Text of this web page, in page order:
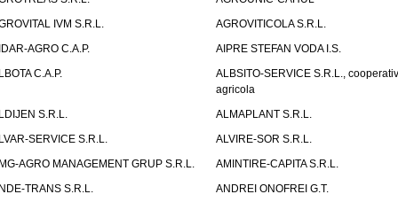
IVM S.R.L.
AGROVITICOLA S.R.L.
AGRO C.A.P.
AIPRE STEFAN VODA I.S.
C.A.P.
ALBSITO-SERVICE S.R.L.,
agricola
S.R.L.
ALMAPLANT S.R.L.
SERVICE S.R.L.
ALVIRE-SOR S.R.L.
AGRO MANAGEMENT GRUP S.R.L.
AMINTIRE-CAPITA S.R.L.
TRANS S.R.L.
ANDREI ONOFREI G.T.